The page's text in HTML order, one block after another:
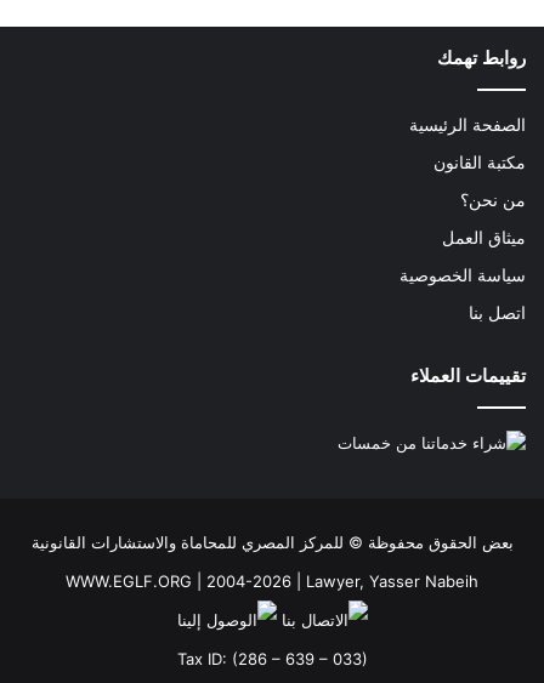
روابط تهمك
الصفحة الرئيسية
مكتبة القانون
من نحن؟
ميثاق العمل
سياسة الخصوصية
اتصل بنا
تقييمات العملاء
بعض الحقوق محفوظة © للمركز المصري للمحاماة والاستشارات القانونية
WWW.EGLF.ORG | 2004-2026 | Lawyer, Yasser Nabeih
Tax ID: (286 – 639 – 033)